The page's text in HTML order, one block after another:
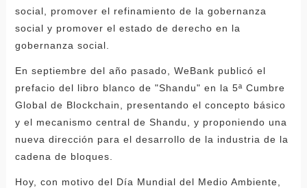
social, promover el refinamiento de la gobernanza
social y promover el estado de derecho en la
gobernanza social.
En septiembre del año pasado, WeBank publicó el
prefacio del libro blanco de "Shandu" en la 5ª Cumbre
Global de Blockchain, presentando el concepto básico
y el mecanismo central de Shandu, y proponiendo una
nueva dirección para el desarrollo de la industria de la
cadena de bloques.
Hoy, con motivo del Día Mundial del Medio Ambiente,